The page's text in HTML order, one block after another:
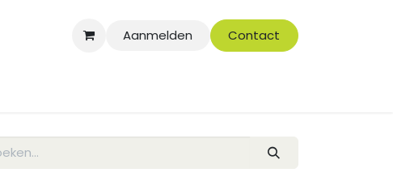
Aanmelden Contact